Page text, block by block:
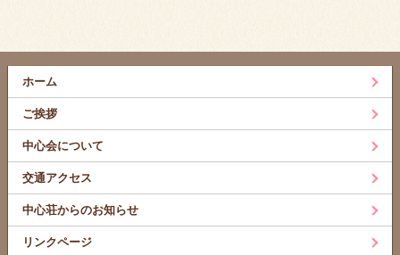
ホーム
ご挨拶
中心会について
交通アクセス
中心荘からのお知らせ
リンクページ